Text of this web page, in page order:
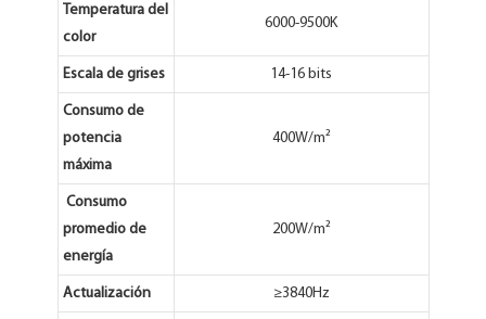
Temperatura del
color
6000-9500K
Escala de grises 14-16 bits
Consumo de
potencia
máxima
400W/m²
Consumo
promedio de
energía
200W/m²
Actualización ≥3840Hz